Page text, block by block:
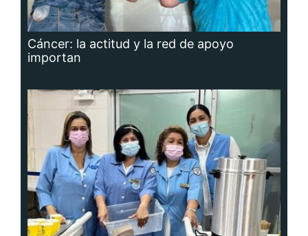
Cáncer: la actitud y la red de apoyo
importan